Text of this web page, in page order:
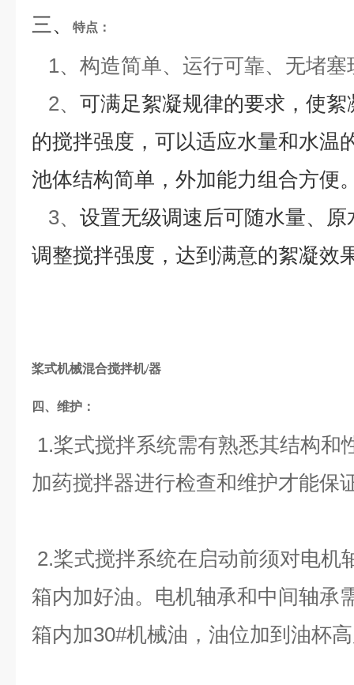
三、 特点：
1、 构造简单、运行可靠、无堵
2、 可满足絮凝规律的要求，使
的搅拌强度，可以适应水量和水温
池体结构简单，外加能力组合方便
3、 设置无级调速后可随水量、
调整搅拌强度，达到满意的絮凝效
桨式机械混合搅拌机/器
四、维护：
1.桨式搅拌系统需有熟悉其结构和
加药搅拌器进行检查和维护才能
2.桨式搅拌系统在启动前须对电机
箱内加好油。电机轴承和中间轴承
箱内加30#机械油，油位加到油杯